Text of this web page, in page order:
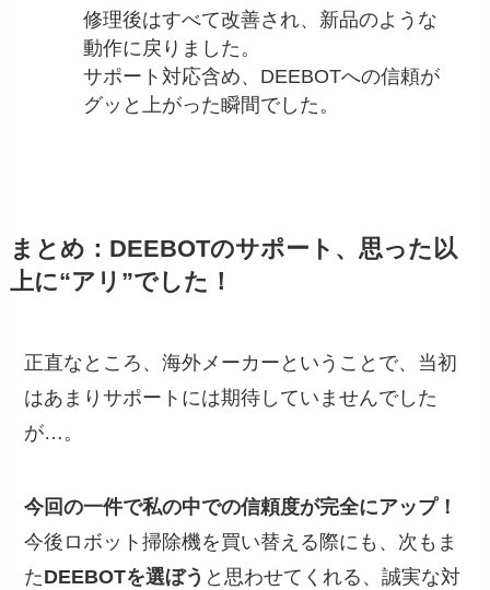
修理後はすべて改善され、新品のような
動作に戻りました。
サポート対応含め、DEEBOTへの信頼が
グッと上がった瞬間でした。
まとめ：DEEBOTのサポート、思った以
上に“アリ”でした！
正直なところ、海外メーカーということで、当初
はあまりサポートには期待していませんでした
が…。
今回の一件で私の中での信頼度が完全にアップ！
今後ロボット掃除機を買い替える際にも、次もま
たDEEBOTを選ぼう と思わせてくれる、誠実な対